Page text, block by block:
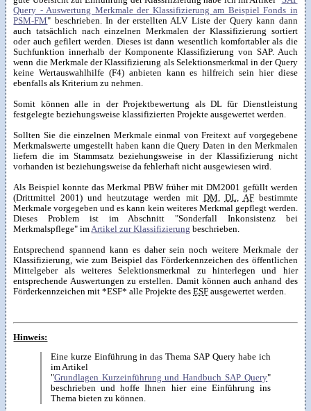
Query - Auswertung Merkmale der Klassifizierung am Beispiel Fonds in
PSM-FM" beschrieben. In der erstellten ALV Liste der Query kann dann
auch tatsächlich nach einzelnen Merkmalen der Klassifizierung sortiert
oder auch gefilert werden. Dieses ist dann wesentlich komfortabler als die
Suchfunktion innerhalb der Komponente Klassifizierung von SAP. Auch
wenn die Merkmale der Klassifizierung als Selektionsmerkmal in der Query
keine Wertauswahlhilfe (F4) anbieten kann es hilfreich sein hier diese
ebenfalls als Kriterium zu nehmen.
Somit können alle in der Projektbewertung als DL für Dienstleistung
festgelegte beziehungsweise klassifizierten Projekte ausgewertet werden.
Sollten Sie die einzelnen Merkmale einmal von Freitext auf vorgegebene
Merkmalswerte umgestellt haben kann die Query Daten in den Merkmalen
liefern die im Stammsatz beziehungsweise in der Klassifizierung nicht
vorhanden ist beziehungsweise da fehlerhaft nicht ausgewiesen wird.
Als Beispiel konnte das Merkmal PBW früher mit DM2001 gefüllt werden
(Drittmittel 2001) und heutzutage werden mit DM, DL, AFbestimmte
Merkmale vorgegeben und es kann kein weiteres Merkmal gepflegt werden.
Dieses Problem ist im Abschnitt "Sonderfall Inkonsistenz bei
Merkmalspflege" imArtikel zur Klassifizierung beschrieben.
Entsprechend spannend kann es daher sein noch weitere Merkmale der
Klassifizierung, wie zum Beispiel das Förderkennzeichen des öffentlichen
Mittelgeber als weiteres Selektionsmerkmal zu hinterlegen und hier
entsprechende Auswertungen zu erstellen. Damit können auch anhand des
Förderkennzeichen mit *ESF* alle Projekte desESF ausgewertet werden.
Hinweis:
Eine kurze Einführung in das Thema SAP Query habe ich
im Artikel
"Grundlagen Kurzeinführung und Handbuch SAP Query"
beschrieben und hoffe Ihnen hier eine Einführung ins
Thema bieten zu können.